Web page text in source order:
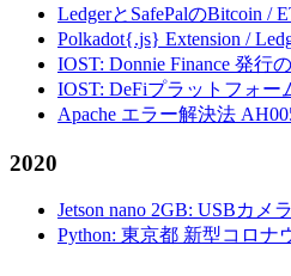
LedgerとSafePalのBitcoin /
Polkadot{.js} Extension /
IOST: Donnie Finance 発
IOST: DeFiプラットフォー
Apache エラー解決法
2020
Jetson nano 2GB: USBカメ
Python: 東京都 新型コロ